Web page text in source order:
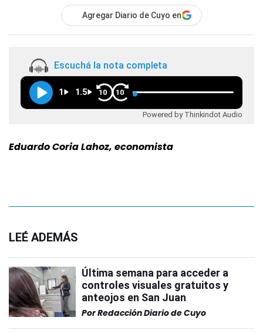
Agregar Diario de Cuyo en
Escuchá la nota completa
1 1.5 10 10
Powered by Thinkindot Audio
Eduardo Coria Lahoz, economista
LEÉ ADEMÁS
Última semana para acceder a
controles visuales gratuitos y
anteojos en San Juan
PorRedacción Diario de Cuyo